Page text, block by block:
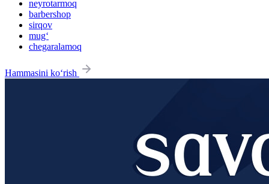
neyrotarmoq
barbershop
sirqov
mug‘
chegaralamoq
Hammasini ko‘rish